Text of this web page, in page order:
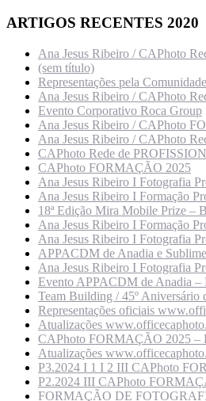
ARTIGOS RECENTES 2020
Ana Jesus Ribeiro / CAPhoto
(sem título)
Representações pela
Ana Jesus Ribeiro / CAPhoto
Evento Corporativo Roca Group
Ana Jesus Ribeiro / CAPhoto
Ana Jesus Ribeiro / CAPhoto
CAPhoto Rede de
CAPhoto FORMAÇÃO 2025
Ana Jesus Ribeiro I Fotografia
Ana Jesus Ribeiro I Formação
18ª Edição Mira Mobile Prize –
Ana Jesus Ribeiro I Formação
Ana Jesus Ribeiro I Fotografia
APPACDM de Anadia e
Ana Jesus Ribeiro I Fotografia
Evento APPACDM de Anadia –
Team Building / 45º Aniversário
Representações oficiais
Atualizações
CAPhoto FORMAÇÃO 2025
Atualizações
P3.2024 I 1 I 2 III CAPhoto
P2.2024 III CAPhoto
FORMAÇÃO DE